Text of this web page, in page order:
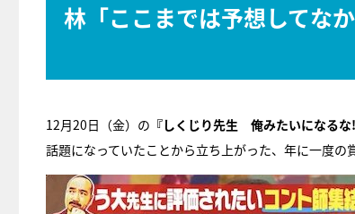
林「ここまでは予想してなか
12月20日（金）の 『しくじり先生 俺みたいになるな
話題になっていたことから立ち上がった、年に一度の